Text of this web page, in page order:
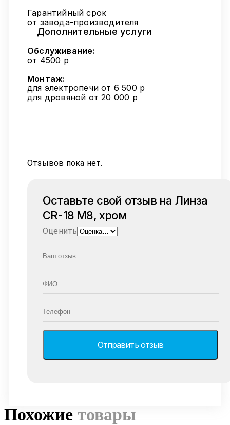
Гарантийный срок
от завода-производителя
Дополнительные услуги
Обслуживание:
от 4500 р
Монтаж:
для электропечи от 6 500 р
для дровяной от 20 000 р
Отзывов пока нет.
Оставьте свой отзыв на Линза
CR-18 М8, хром
Оценить
Похожие товары